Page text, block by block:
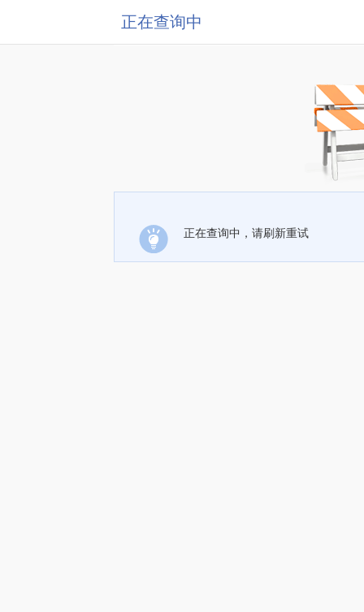
正在查询中
正在查询中，请刷新重试